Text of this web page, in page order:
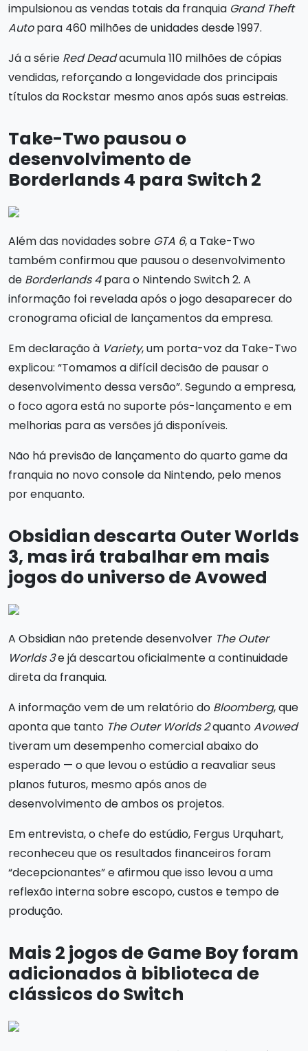
impulsionou as vendas totais da franquia Grand Theft
Autopara 460 milhões de unidades desde 1997.
Já a série Red Deadacumula 110 milhões de cópias
vendidas, reforçando a longevidade dos principais
títulos da Rockstar mesmo anos após suas estreias.
Take-Two pausou o
desenvolvimento de
Borderlands 4 para Switch 2
Além das novidades sobre GTA 6, a Take-Two
também confirmou que pausou o desenvolvimento
de Borderlands 4para o Nintendo Switch 2. A
informação foi revelada após o jogo desaparecer do
cronograma oficial de lançamentos da empresa.
Em declaração à Variety, um porta-voz da Take-Two
explicou: “Tomamos a difícil decisão de pausar o
desenvolvimento dessa versão”. Segundo a empresa,
o foco agora está no suporte pós-lançamento e em
melhorias para as versões já disponíveis.
Não há previsão de lançamento do quarto game da
franquia no novo console da Nintendo, pelo menos
por enquanto.
Obsidian descarta Outer Worlds
3, mas irá trabalhar em mais
jogos do universo de Avowed
A Obsidian não pretende desenvolver The Outer
Worlds 3e já descartou oficialmente a continuidade
direta da franquia.
A informação vem de um relatório do Bloomberg, que
aponta que tanto The Outer Worlds 2quantoAvowed
tiveram um desempenho comercial abaixo do
esperado — o que levou o estúdio a reavaliar seus
planos futuros, mesmo após anos de
desenvolvimento de ambos os projetos.
Em entrevista, o chefe do estúdio, Fergus Urquhart,
reconheceu que os resultados financeiros foram
“decepcionantes” e afirmou que isso levou a uma
reflexão interna sobre escopo, custos e tempo de
produção.
Mais 2 jogos de Game Boy foram
adicionados à biblioteca de
clássicos do Switch